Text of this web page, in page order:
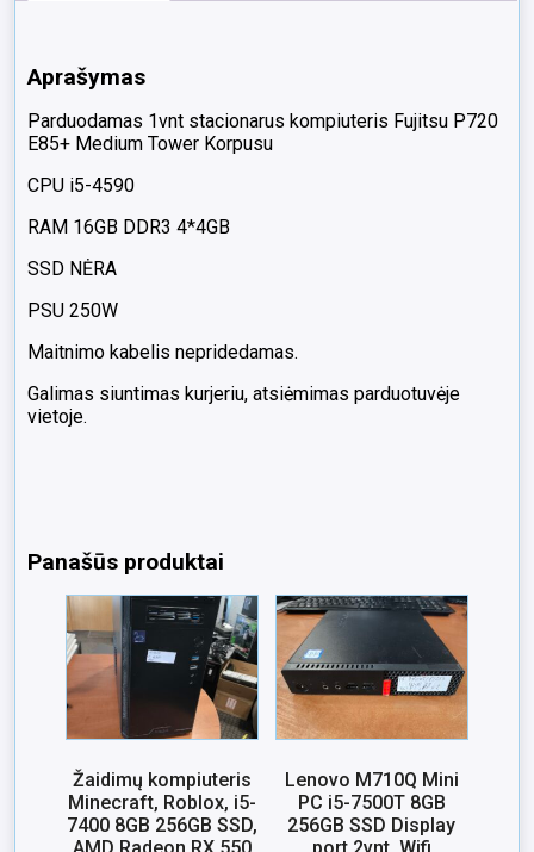
Aprašymas
Parduodamas 1vnt stacionarus kompiuteris Fujitsu P720
E85+ Medium Tower Korpusu
CPU i5-4590
RAM 16GB DDR3 4*4GB
SSD NĖRA
PSU 250W
Maitnimo kabelis nepridedamas.
Galimas siuntimas kurjeriu, atsiėmimas parduotuvėje
vietoje.
Panašūs produktai
Žaidimų kompiuteris
Minecraft, Roblox, i5-
7400 8GB 256GB SSD,
AMD Radeon RX 550
Lenovo M710Q Mini
PC i5-7500T 8GB
256GB SSD Display
port 2vnt, Wifi